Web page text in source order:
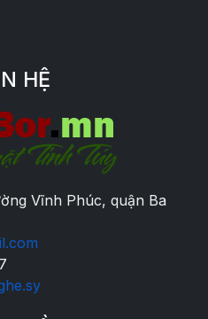
HỆ
Vĩnh Phúc, quận Ba